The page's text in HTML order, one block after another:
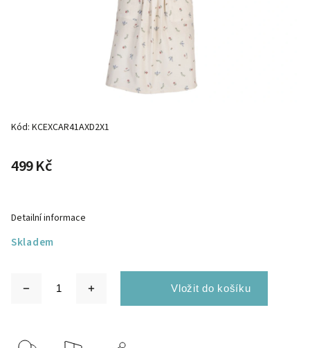
Kód: KCEXCAR41AXD2X1
499 Kč
Skladem
Detailní informace